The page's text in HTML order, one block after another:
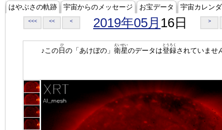
はやぶさの軌跡 宇宙からのメッセージ お宝データ 宇宙カレン
<<< << < 2019年05月 16日 >
♪この日
ひ
の「あけぼの」 衛星
えいせい
のデータは登録
とうろく
されていませ